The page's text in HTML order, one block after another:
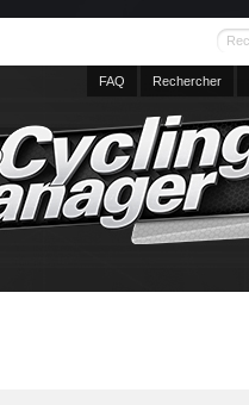
FAQ Rechercher